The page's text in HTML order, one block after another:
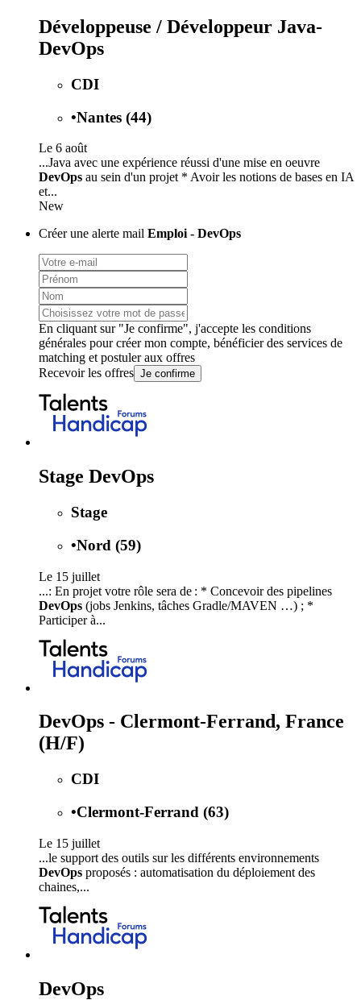
Développeuse / Développeur Java-
DevOps
CDI
•Nantes (44)
Le 6 août
...Java avec une expérience réussi d'une mise en oeuvre
DevOps au sein d'un projet * Avoir les notions de bases en IA
et...
New
Créer une alerte mail Emploi - DevOps
En cliquant sur "Je confirme", j'accepte les conditions
générales pour créer mon compte, bénéficier des services de
matching et postuler aux offres
Recevoir les offres Je confirme
Stage DevOps
Stage
•Nord (59)
Le 15 juillet
...: En projet votre rôle sera de : * Concevoir des pipelines
DevOps (jobs Jenkins, tâches Gradle/MAVEN …) ; *
Participer à...
DevOps - Clermont-Ferrand, France
(H/F)
CDI
•Clermont-Ferrand (63)
Le 15 juillet
...le support des outils sur les différents environnements
DevOps proposés : automatisation du déploiement des
chaines,...
DevOps